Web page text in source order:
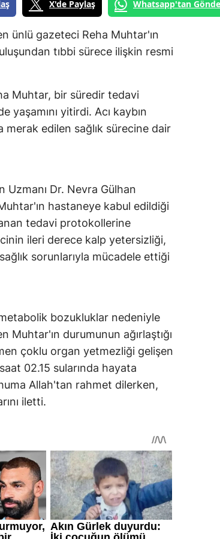
X'de Paylaş Whatsapp'tan
ünlü gazeteci Reha Muhtar'ın
tıbbi sürece ilişkin resmi
Muhtar, bir süredir tedavi
yaşamını yitirdi. Acı kaybın
edilen sağlık sürecine dair
Dr. Nevra Gülhan
hastaneye kabul edildiği
tedavi protokollerine
ileri derece kalp yetersizliği,
sorunlarıyla mücadele ettiği
bozukluklar nedeniyle
durumunun ağırlaştığı
çoklu organ yetmezliği gelişen
02.15 sularında hayata
Allah'tan rahmet dilerken,
iletti.